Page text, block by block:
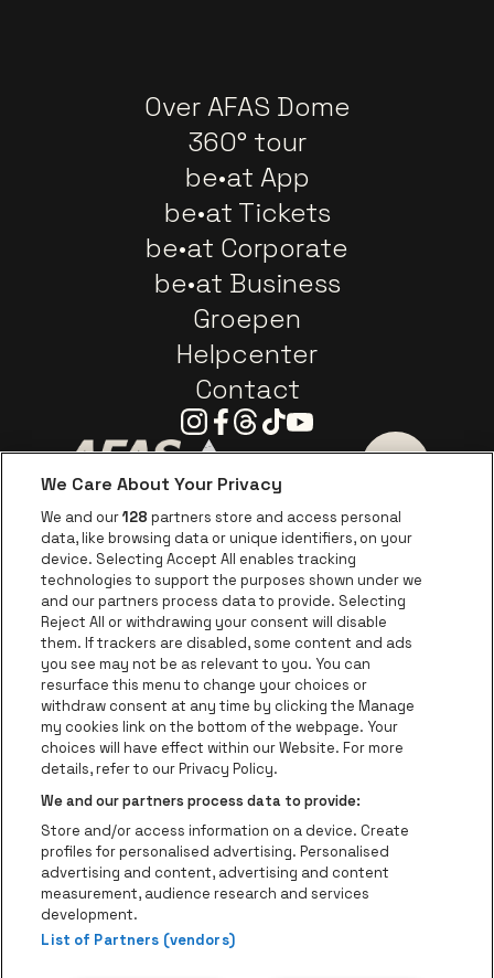
Over AFAS Dome
360° tour
be•at App
be•at Tickets
be•at Corporate
be•at Business
Groepen
Helpcenter
Contact
Instagram
Facebook
Threads
TiktokYoutube
Ga naar
Ga naar de website van Europcar
Ga naar de
Ga naar de website van Coca-Cola
Ga naar de website van
Ga naar de
Ga naar de website van Champagne
Ga naar de website
Ga naar de website van Het
Ga naar de
AFAS Dome is een deel van be•at
AFAS Dome
Schijnpoortweg 119, 2170 Antwerpen
Be-At Venues
Schijnpoortweg 119, 2170 Antwerpen
BTW (BE) 0461.051.688 - RPR Antwerpen
BNP Paribas Fortis - IBAN: BE93 2200 4925 0067 - BIC:
GEBABEBB
We Care About Your Privacy
We and our128 partners store and access personal
data, like browsing data or unique identifiers, on your
device. Selecting Accept All enables tracking
technologies to support the purposes shown under we
and our partners process data to provide. Selecting
Reject All or withdrawing your consent will disable
them. If trackers are disabled, some content and ads
you see may not be as relevant to you. You can
resurface this menu to change your choices or
withdraw consent at any time by clicking the Manage
my cookies link on the bottom of the webpage. Your
choices will have effect within our Website. For more
details, refer to our Privacy Policy.
We and our partners process data to provide:
Store and/or access information on a device. Create
profiles for personalised advertising. Personalised
advertising and content, advertising and content
measurement, audience research and services
development.
List of Partners (vendors)